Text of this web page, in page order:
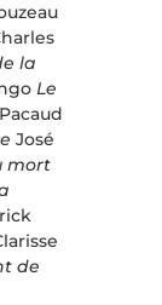
la
Le
José
mort
de